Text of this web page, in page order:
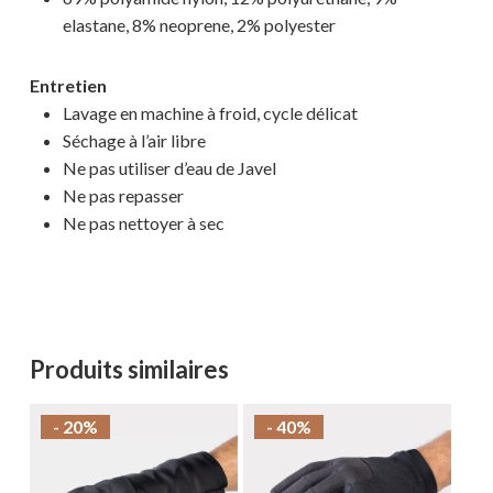
elastane, 8% neoprene, 2% polyester
Entretien
Lavage en machine à froid, cycle délicat
Séchage à l’air libre
Ne pas utiliser d’eau de Javel
Ne ​​pas repasser
Ne pas nettoyer à sec
Produits similaires
- 20% - 40%